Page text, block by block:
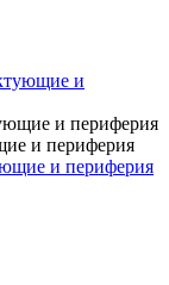
и
и периферия
и периферия